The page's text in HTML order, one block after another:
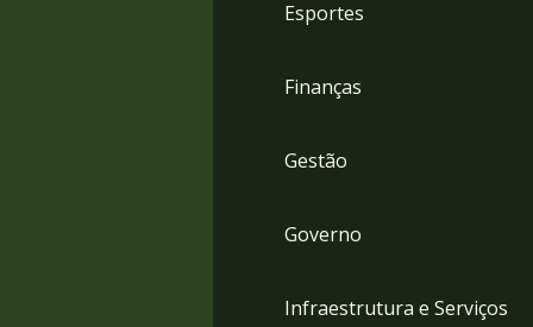
Esportes
Finanças
Gestão
Governo
Infraestrutura e Serviços